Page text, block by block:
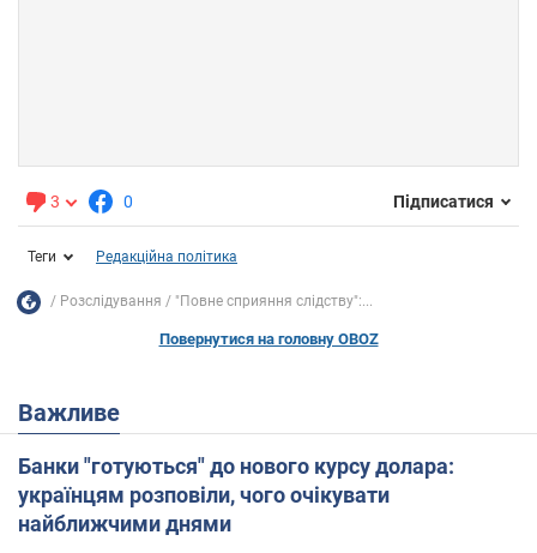
3 0 Підписатися
Теги Редакційна політика
Розслідування "Повне сприяння слідству":...
Повернутися на головну OBOZ
Важливе
Банки "готуються" до нового курсу долара:
українцям розповіли, чого очікувати
найближчими днями